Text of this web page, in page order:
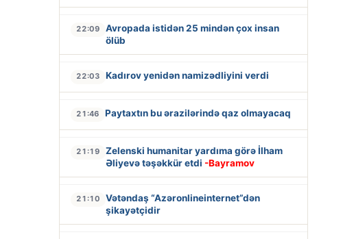
22:09
Avropada istidən 25 mindən çox insan
ölüb
22:03 Kadırov yenidən namizədliyini verdi
21:46 Paytaxtın bu ərazilərində qaz olmayacaq
21:19
Zelenski humanitar yardıma görə İlham
Əliyevə təşəkkür etdi -Bayramov
21:10
Vətəndaş “Azəronlineinternet”dən
şikayətçidir